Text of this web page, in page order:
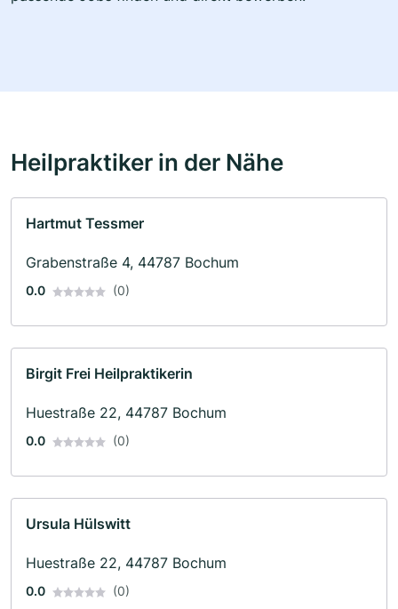
Heilpraktiker in der Nähe
Hartmut Tessmer
Grabenstraße 4, 44787 Bochum
0.0 (0)
Birgit Frei Heilpraktikerin
Huestraße 22, 44787 Bochum
0.0 (0)
Ursula Hülswitt
Huestraße 22, 44787 Bochum
0.0 (0)